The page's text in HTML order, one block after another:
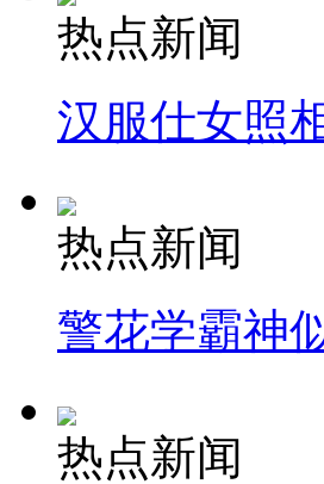
热点新闻
汉服仕女照
热点新闻
警花学霸神
热点新闻